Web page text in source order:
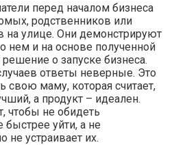
перед началом бизнеса
родственников или
на улице. Они демонстрируют
нем и на основе полученной
о запуске бизнеса.
ответы неверные. Это
свою маму, которая считает,
а продукт – идеален.
чтобы не обидеть
уйти, а не
не устраивает их.